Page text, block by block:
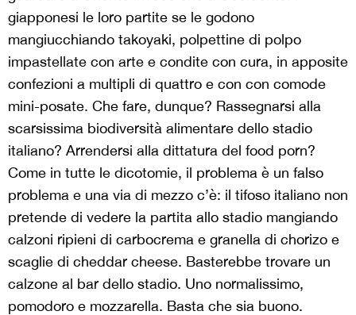
giapponesi le loro partite se le godono
mangiucchiando takoyaki, polpettine di polpo
impastellate con arte e condite con cura, in apposite
confezioni a multipli di quattro e con con comode
mini-posate. Che fare, dunque? Rassegnarsi alla
scarsissima biodiversità alimentare dello stadio
italiano? Arrendersi alla dittatura del food porn?
Come in tutte le dicotomie, il problema è un falso
problema e una via di mezzo c’è: il tifoso italiano non
pretende di vedere la partita allo stadio mangiando
calzoni ripieni di carbocrema e granella di chorizo e
scaglie di cheddar cheese. Basterebbe trovare un
calzone al bar dello stadio. Uno normalissimo,
pomodoro e mozzarella. Basta che sia buono.